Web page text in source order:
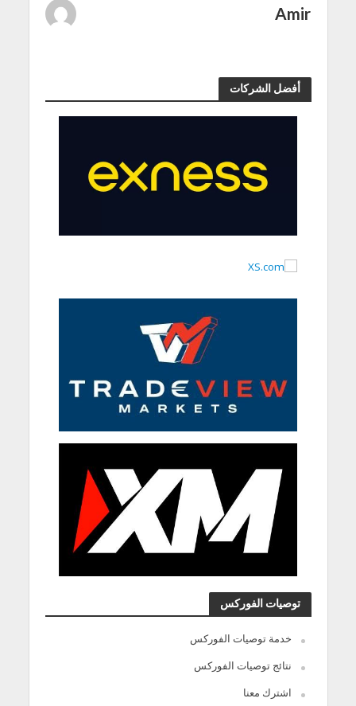
Amir
أفضل الشركات
توصيات الفوركس
خدمة توصيات الفوركس
نتائج توصيات الفوركس
اشترك معنا